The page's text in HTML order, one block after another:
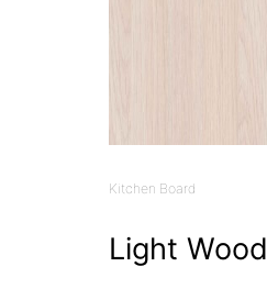
Kitchen Board
Light Wood